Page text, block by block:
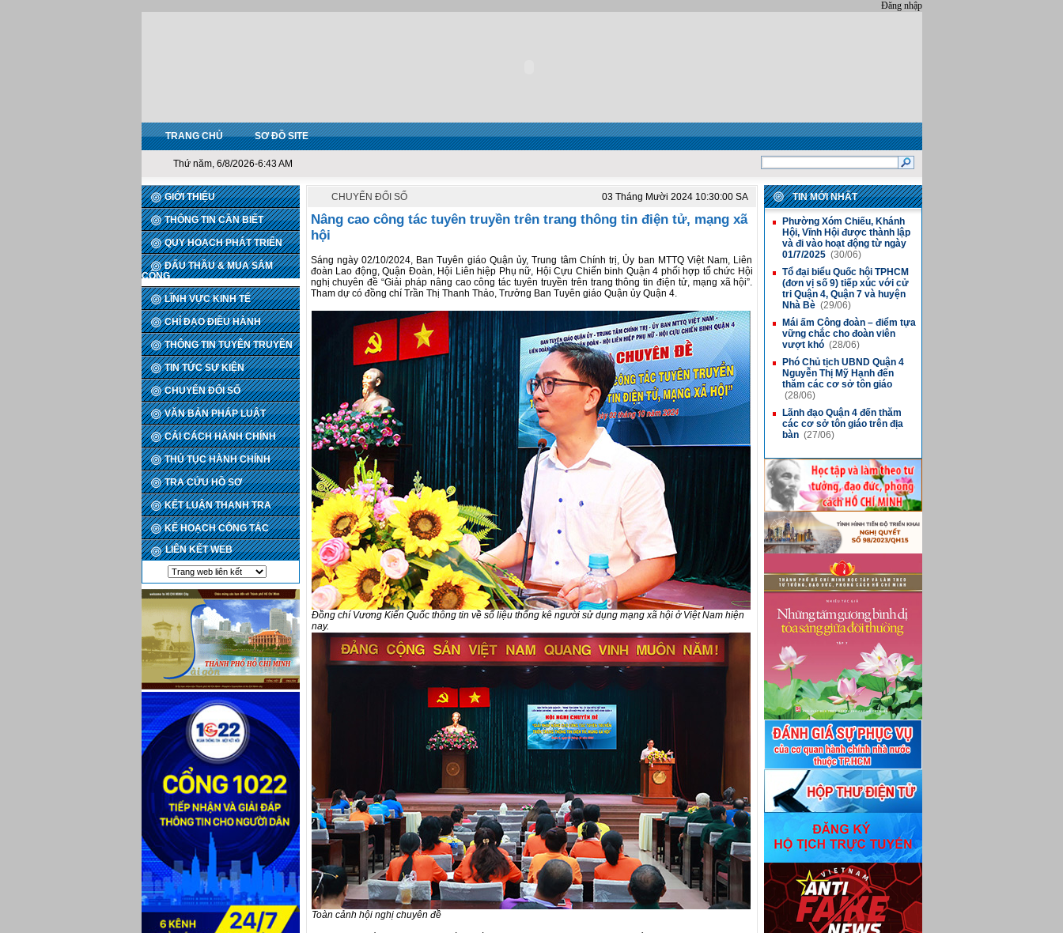
Đăng nhập
TRANG CHỦ SƠ ĐỒ SITE
Thứ năm, 6/8/2026-6:43 AM
GIỚI THIỆU
THÔNG TIN CẦN BIẾT
QUY HOẠCH PHÁT TRIỂN
ĐẤU THẦU & MUA SẮM
CÔNG
LĨNH VỰC KINH TẾ
CHỈ ĐẠO ĐIỀU HÀNH
THÔNG TIN TUYÊN TRUYỀN
TIN TỨC SỰ KIỆN
CHUYỂN ĐỔI SỐ
VĂN BẢN PHÁP LUẬT
CẢI CÁCH HÀNH CHÍNH
THỦ TỤC HÀNH CHÍNH
TRA CỨU HỒ SƠ
KẾT LUẬN THANH TRA
KẾ HOẠCH CÔNG TÁC
LIÊN KẾT WEB
CHUYỂN ĐỔI SỐ 03 Tháng Mười 2024 10:30:00 SA
Nâng cao công tác tuyên truyền trên trang thông tin điện tử, mạng xã
hội
Sáng ngày 02/10/2024, Ban Tuyên giáo Quận ủy, Trung tâm Chính trị, Ủy ban MTTQ Việt Nam, Liên
đoàn Lao động, Quận Đoàn, Hội Liên hiệp Phụ nữ, Hội Cựu Chiến binh Quận 4 phối hợp tổ chức Hội
nghị chuyên đề “Giải pháp nâng cao công tác tuyên truyền trên trang thông tin điện tử, mạng xã hội”.
Tham dự có đồng chí Trần Thị Thanh Thảo, Trưởng Ban Tuyên giáo Quận ủy Quận 4.
Đồng chí Vương Kiến Quốc thông tin về số liệu thống kê người sử dụng mạng xã hội ở Việt Nam hiện
nay.
Toàn cảnh hội nghị chuyên đề
TIN MỚI NHẤT
■
Phường Xóm Chiếu, Khánh
Hội, Vĩnh Hội được thành lập
và đi vào hoạt động từ ngày
01/7/2025 (30/06)
■ Tổ đại biểu Quốc hội TPHCM
(đơn vị số 9) tiếp xúc với cử
tri Quận 4, Quận 7 và huyện
Nhà Bè (29/06)
■
Mái ấm Công đoàn – điểm tựa
vững chắc cho đoàn viên
vượt khó (28/06)
■
Phó Chủ tịch UBND Quận 4
Nguyễn Thị Mỹ Hạnh đến
thăm các cơ sở tôn giáo
(28/06)
■
Lãnh đạo Quận 4 đến thăm
các cơ sở tôn giáo trên địa
bàn (27/06)